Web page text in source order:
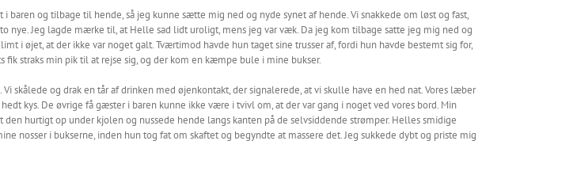
og tilbage til hende, så jeg kunne sætte mig ned og nyde synet af hende. Vi snakkede om løst og fast,
nye. Jeg lagde mærke til, at Helle sad lidt uroligt, mens jeg var væk. Da jeg kom tilbage satte jeg mig ned og
i øjet, at der ikke var noget galt. Tværtimod havde hun taget sine trusser af, fordi hun havde bestemt sig for,
straks min pik til at rejse sig, og der kom en kæmpe bule i mine bukser.
skålede og drak en tår af drinken med øjenkontakt, der signalerede, at vi skulle have en hed nat. Vores læber
kys. De øvrige få gæster i baren kunne ikke være i tvivl om, at der var gang i noget ved vores bord. Min
hurtigt op under kjolen og nussede hende langs kanten på de selvsiddende strømper. Helles smidige
nosser i bukserne, inden hun tog fat om skaftet og begyndte at massere det. Jeg sukkede dybt og priste mig